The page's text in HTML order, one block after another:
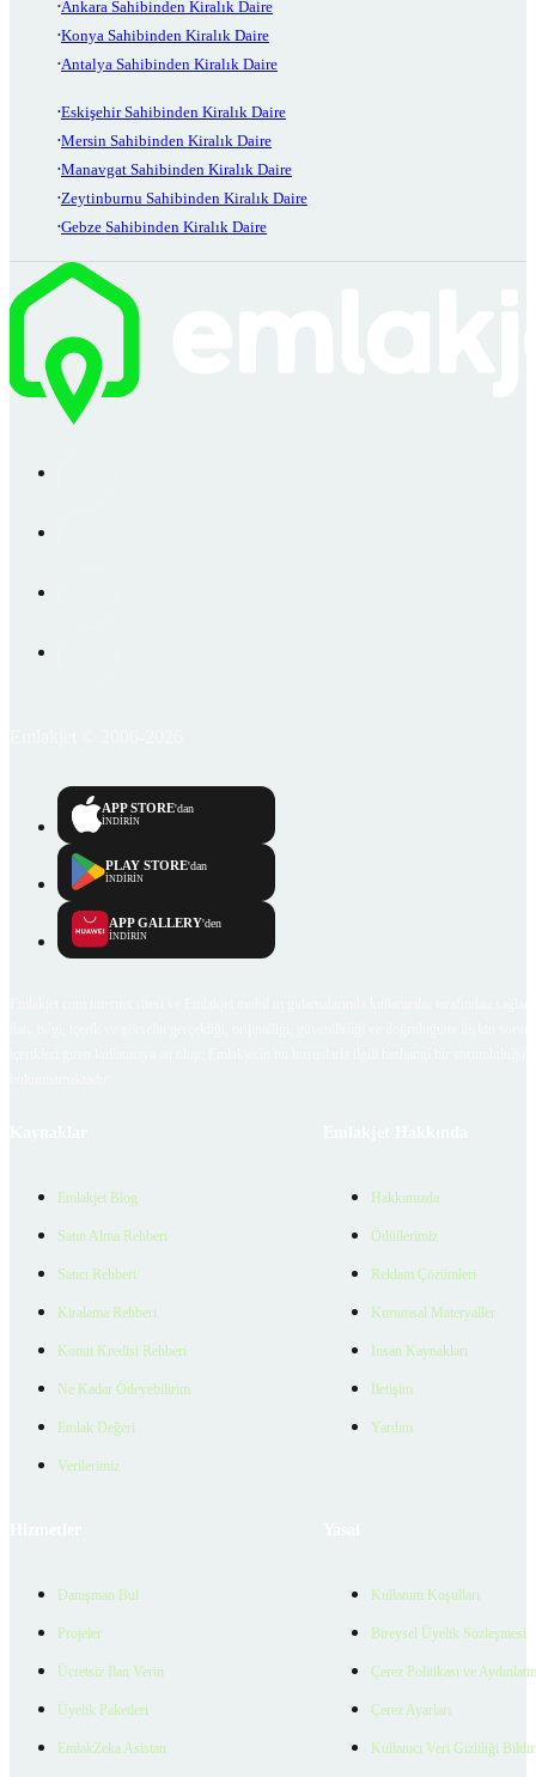
Ankara Sahibinden Kiralık Daire
Konya Sahibinden Kiralık Daire
Antalya Sahibinden Kiralık Daire
Eskişehir Sahibinden Kiralık Daire
Mersin Sahibinden Kiralık Daire
Manavgat Sahibinden Kiralık Daire
Zeytinburnu Sahibinden Kiralık Daire
Gebze Sahibinden Kiralık Daire
APP STORE'dan
İNDİRİN
PLAY STORE'dan
İNDİRİN
APP GALLERY'den
İNDİRİN
Emlakjet Blog
Satın Alma Rehberi
Satıcı Rehberi
Kiralama Rehberi
Konut Kredisi Rehberi
Ne Kadar Ödeyebilirim
Emlak Değeri
Verilerimiz
Hakkımızda
Ödüllerimiz
Reklam Çözümleri
Kurumsal Materyaller
İnsan Kaynakları
İletişim
Yardım
Danışman Bul
Projeler
Ücretsiz İlan Verin
Üyelik Paketleri
EmlakZeka Asistan
Kullanım Koşulları
Bireysel Üyelik Sözleşmesi
Çerez Politikası ve
Çerez Ayarları
Kullanıcı Veri Gizliliği